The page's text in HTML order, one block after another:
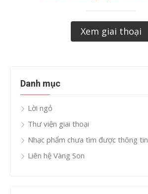
Xem giai thoại
Danh mục
Lời ngỏ
Thư viện giai thoại
Nhạc phẩm chưa tìm được thông tin
Liên hệ Vàng Son